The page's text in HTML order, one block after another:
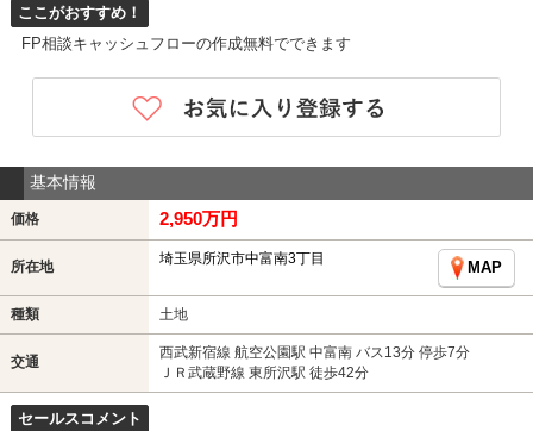
ここがおすすめ！
FP相談キャッシュフローの作成無料でできます
基本情報
価格 2,950万円
所在地 埼玉県所沢市中富南3丁目
MAP
種類 土地
交通
西武新宿線 航空公園駅 中富南 バス13分 停歩7分
ＪＲ武蔵野線 東所沢駅 徒歩42分
セールスコメント